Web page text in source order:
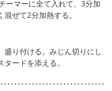
ーマーに全て入れて、3分加
ぜて2分加熱する。
盛り付ける。みじん切りにし
ードを添える。